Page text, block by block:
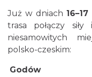
makramy...
Rybnik
18.40 km
Już w dniach
trasa połączy
niesamowitych
polsko-czeskim:
Godów